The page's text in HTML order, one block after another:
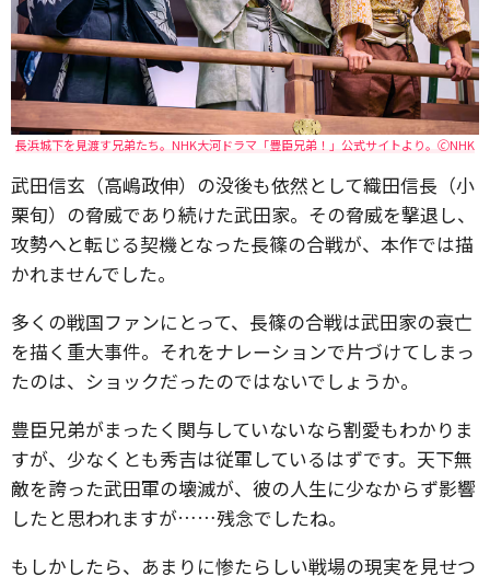
長浜城下を見渡す兄弟たち。NHK大河ドラマ「豊臣兄弟！」公式サイトより。🄫NHK
武田信玄（高嶋政伸）の没後も依然として織田信長（小
栗旬）の脅威であり続けた武田家。その脅威を撃退し、
攻勢へと転じる契機となった長篠の合戦が、本作では描
かれませんでした。
多くの戦国ファンにとって、長篠の合戦は武田家の衰亡
を描く重大事件。それをナレーションで片づけてしまっ
たのは、ショックだったのではないでしょうか。
豊臣兄弟がまったく関与していないなら割愛もわかりま
すが、少なくとも秀吉は従軍しているはずです。天下無
敵を誇った武田軍の壊滅が、彼の人生に少なからず影響
したと思われますが……残念でしたね。
もしかしたら、あまりに惨たらしい戦場の現実を見せつ